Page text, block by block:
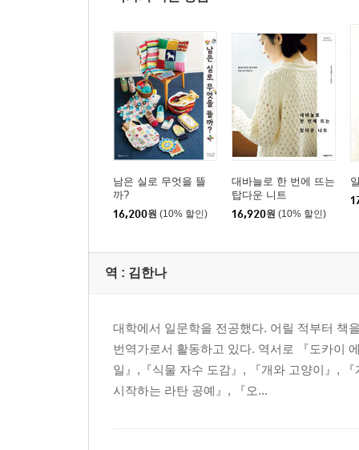
남은 실로 무엇을 뜰
까?
16,200원 (10% 할인)
대바늘로 한 번에 뜨는
탑다운 니트
16,920원 (10% 할인)
역 : 김한나
대학에서 일문학을 전공했다. 어릴 적부터 책
번역가로서 활동하고 있다. 역서로 『도카이
일』,『식물 자수 도감』, 『개와 고양이』,
시작하는 라탄 공예』, 『오...